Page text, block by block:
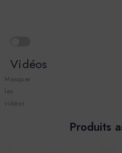
Vidéos
Masquer
les
vidéos
Produits